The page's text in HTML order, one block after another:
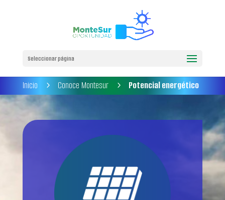
Seleccionar página
Inicio 5 Conoce Montesur 5 Potencial energético